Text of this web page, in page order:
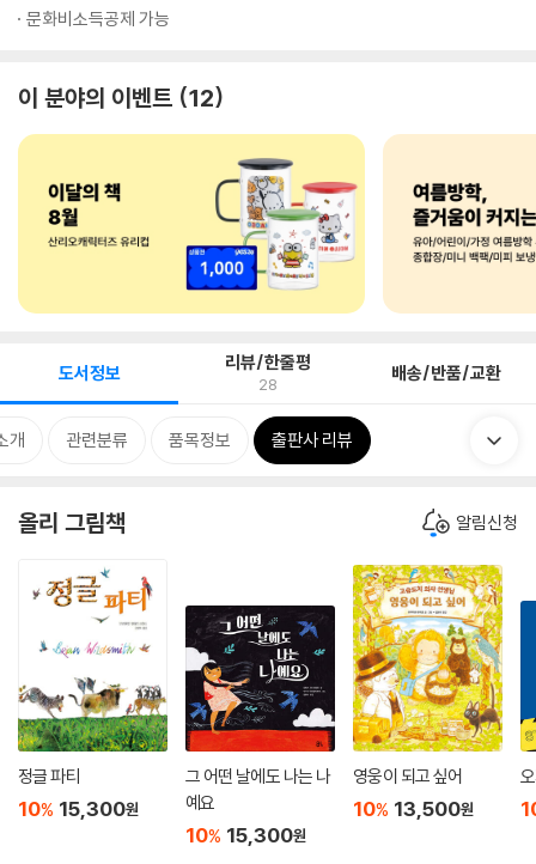
문화비소득공제 가능
이 분야의 이벤트 12
도서정보 리뷰/한줄평
28 배송/반품/교환
개 관련분류 품목정보 출판사 리뷰
올리 그림책 알림신청
정글 파티
10% 15,300원
그 어떤 날에도 나는 나
예요
10% 15,300원
영웅이 되고 싶어
10% 13,500원